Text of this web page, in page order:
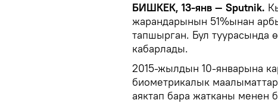
БИШКЕК, 13-янв — Sputnik.
жарандарынын 51%ынан
тапшырган. Бул туурасында
кабарлады.
2015-жылдын 10-январына
биометрикалык
аяктап бара жатканы менен